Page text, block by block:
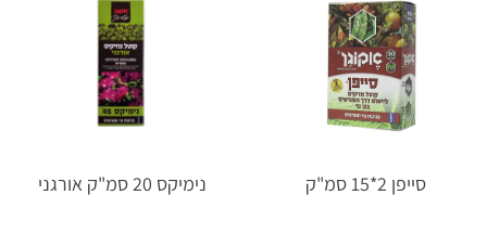
סייפן 2*15 סמ"ק נימיקס 20 סמ"ק אורגני